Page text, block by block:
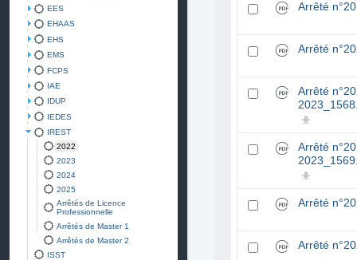
EES
EHAAS
EHS
EMS
FCPS
IAE
IDUP
IEDES
IREST
2022
2023
2024
2025
Arrêtés de Licence
Professionnelle
Arrêtés de Master 1
Arrêtés de Master 2
ISST
Arrêté
Arrêté
Arrêté
Arrêté
Arrêté
Arrêté